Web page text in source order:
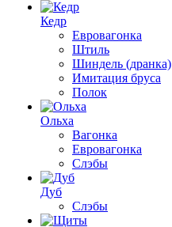
Кедр
Евровагонка
Штиль
Шиндель (дранка)
Имитация бруса
Полок
Ольха
Вагонка
Евровагонка
Слэбы
Дуб
Слэбы